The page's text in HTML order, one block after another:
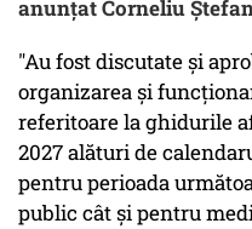
anunțat Corneliu
"Au fost discutate și
organizarea și
referitoare la ghidurile
2027 alături de
pentru perioada
public cât și pentru